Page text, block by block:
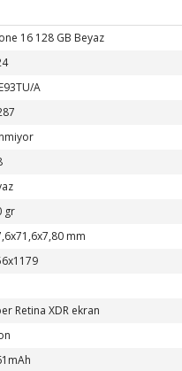
16 128 GB Beyaz
A
gr
mm
Retina XDR ekran